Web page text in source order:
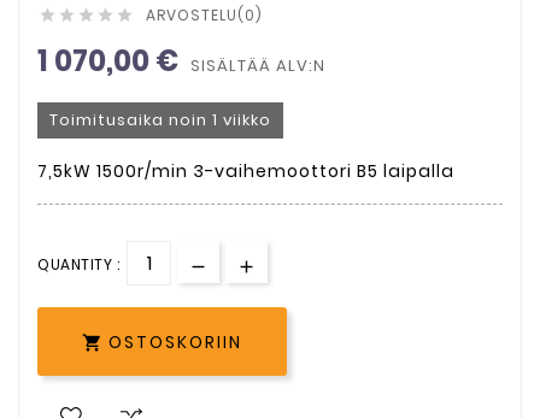
     ARVOSTELU(0)
1 070,00 € SISÄLTÄÄ ALV:N
Toimitusaika noin 1 viikko
7,5kW 1500r/min 3-vaihemoottori B5 laipalla
QUANTITY :
 OSTOSKORIIN